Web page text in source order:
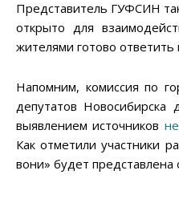
Представитель ГУФСИН
открыто для
жителями готово ответить
Напомним, комиссия по
депутатов Новосибирска
выявлением источников
Как отметили участники
вони» будет